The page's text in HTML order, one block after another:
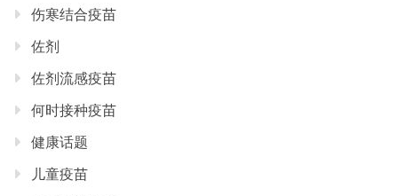
伤寒结合疫苗
佐剂
佐剂流感疫苗
何时接种疫苗
健康话题
儿童疫苗